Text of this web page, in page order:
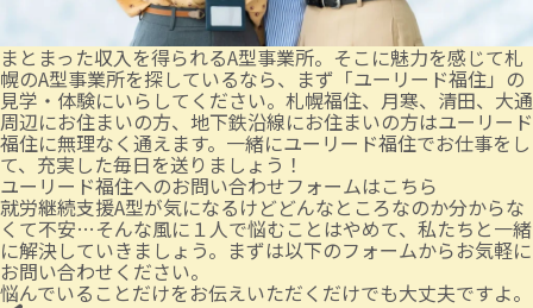
まとまった収入を得られるA型事業所。そこに魅力を感じて札
幌のA型事業所を探しているなら、まず「ユーリード福住」の
見学・体験にいらしてください。札幌福住、月寒、清田、大通
周辺にお住まいの方、地下鉄沿線にお住まいの方はユーリード
福住に無理なく通えます。一緒にユーリード福住でお仕事をし
て、充実した毎日を送りましょう！
ユーリード福住へのお問い合わせフォームはこちら
就労継続支援A型が気になるけどどんなところなのか分からな
くて不安…そんな風に１人で悩むことはやめて、私たちと一緒
に解決していきましょう。まずは以下のフォームからお気軽に
お問い合わせください。
悩んでいることだけをお伝えいただくだけでも大丈夫ですよ。